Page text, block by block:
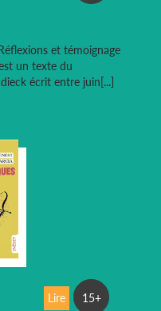
et témoignage
un texte du
écrit entre juin[...]
Lire 15+